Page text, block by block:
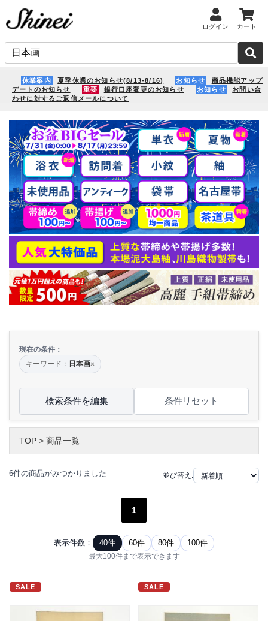
ログイン カート
休業案内 夏季休業のお知らせ(8/13-8/16) お知らせ
商品機能アップ
デートのお知らせ
重要 銀行口座変更のお知らせ お知らせ
お問い合
わせに対するご返信メールについて
現在の条件：
キーワード： 日本画×
検索条件を編集 条件リセット
TOP > 商品一覧
6件の商品がみつかりました 並び替え:
1
表示件数： 40件 60件 80件 100件
最大100件まで表示できます
SALE SALE